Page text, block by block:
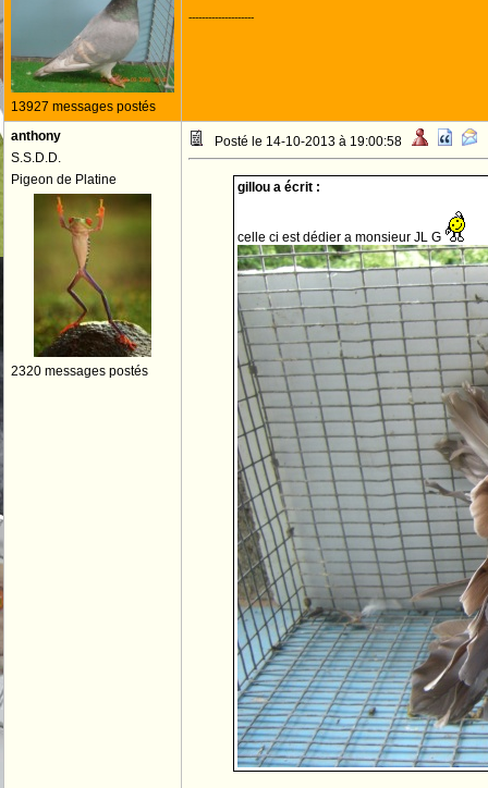
13927 messages postés
--------------------
anthony
S.S.D.D.
Pigeon de Platine
2320 messages postés
Posté le 14-10-2013 à 19:00:58
gillou a écrit :
celle ci est dédier a monsieur JL G